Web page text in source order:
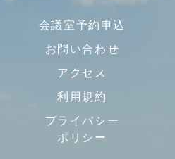
会議室予約申込
お問い合わせ
アクセス
利用規約
プライバシー
ポリシー